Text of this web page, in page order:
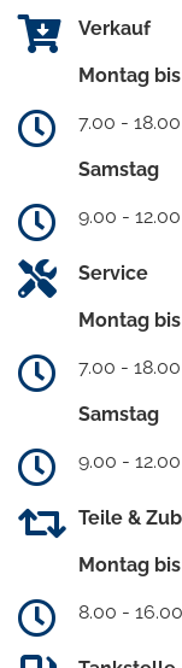
Verkauf
Montag
7.00 -
Samstag
9.00 -
Service
Montag
7.00 -
Samstag
9.00 -
Teile &
Montag
8.00 -